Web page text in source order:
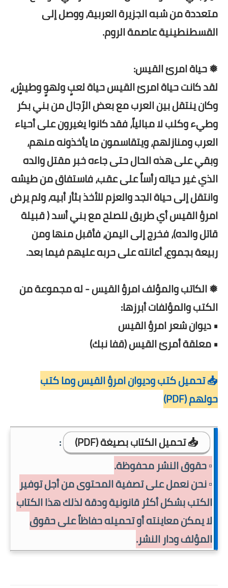
متعددة من شبه الجزيرة العربية، ووصل إلى
القسطنطينية عاصمة الروم.
❅ حياة امرئ القيس:
لقد كانت حياة امرئ القيس حياة لعبٍ ولهوٍ وطيشٍ،
وكان ينتقل بين العرب مع بعض الرّجال من بني بكر
وطيء وكلب لا مبالياً، فقد كانوا يغيرون على أحياء
العرب ومنازلهم، ويتقاسمون ما يأخذونه منهم،
وبقي على هذه الحال حتى جاءه خبر مقتل والده
الذي غير حياته رأساً على عقب، فاستفاق من طيشه
وانتقل إلى حياة الجد والعزم للأخذ بثأر أبيه، ولم يرض
امرؤ القيس أي طريق للصلح مع بني أسد ( قبيلة
قاتل والده)، فخرج إلى اليمن، فأقبل منها ومن
ربيعة بجموع، أعانته على حربه عليهم فيما بعد.
❅ الكاتب والمؤلف امرؤ القيس - له مجموعة من
الكتب والمؤلفات أبرزها:
• ديوان شعر امرؤ القيس
• معلقة أمرئ القيس (قفا نبك)
📥 تحميل كتب وديوان امرؤ القيس وما كتب
حولهم (PDF)
📥 تحميل الكتاب بصيغة (PDF)
:
▫️ حقوق النشر محفوظة.
▫️ نحن نعمل على تصفية المحتوى من أجل توفير
الكتب بشكل أكثر قانونية ودقة لذلك هذا الكتاب
لا يمكن معاينته أو تحميله حفاظاً على حقوق
المؤلف ودار النشر.